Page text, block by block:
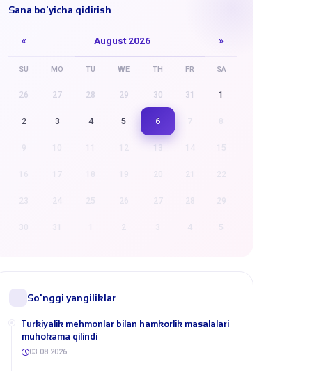
Sana bo'yicha qidirish
« August 2026 »
SU MO TU WE TH FR SA
26 27 28 29 30 31 1
2 3 4 5 6
13 15
21 22
27 28 29
3 4 5
So'nggi yangiliklar
Turkiyalik mehmonlar bilan hamkorlik masalalari
muhokama qilindi
03.08.2026